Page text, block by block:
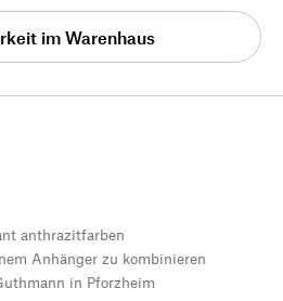
im Warenhaus
anthrazitfarben
Anhänger zu kombinieren
in Pforzheim